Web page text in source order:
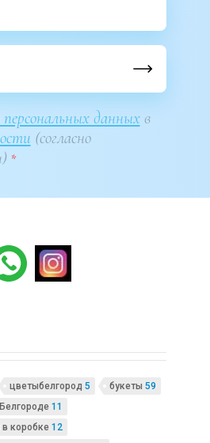
персональных данныхв
(согласно
*
цветыбелгород 5 букеты 59
11
коробке 12